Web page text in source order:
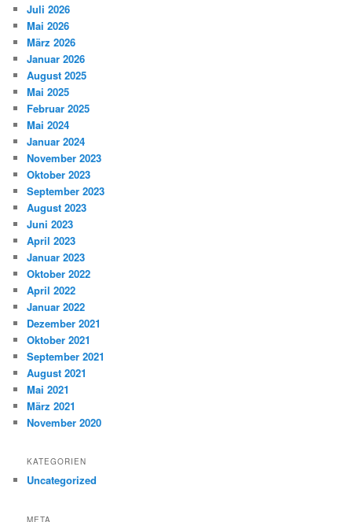
Juli 2026
Mai 2026
März 2026
Januar 2026
August 2025
Mai 2025
Februar 2025
Mai 2024
Januar 2024
November 2023
Oktober 2023
September 2023
August 2023
Juni 2023
April 2023
Januar 2023
Oktober 2022
April 2022
Januar 2022
Dezember 2021
Oktober 2021
September 2021
August 2021
Mai 2021
März 2021
November 2020
KATEGORIEN
Uncategorized
META